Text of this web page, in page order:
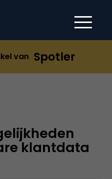
van Spotler
klantdata